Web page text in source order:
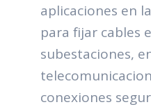
aplicaciones en
para fijar cables
subestaciones,
conexiones